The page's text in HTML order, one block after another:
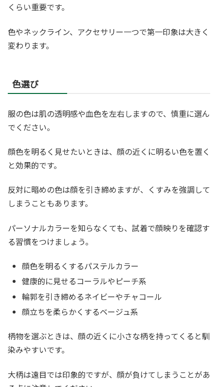
くらい重要です。
色やネックライン、アクセサリー一つで第一印象は大きく
変わります。
色選び
服の色は肌の透明感や血色を左右しますので、慎重に選ん
でください。
顔色を明るく見せたいときは、顔の近くに明るい色を置く
と効果的です。
反対に暗めの色は顔を引き締めますが、くすみを強調して
しまうこともあります。
パーソナルカラーを知らなくても、試着で顔映りを確認す
る習慣をつけましょう。
顔色を明るくするパステルカラー
健康的に見せるコーラルやピーチ系
輪郭を引き締めるネイビーやチャコール
顔立ちを柔らかくするベージュ系
柄物を選ぶときは、顔の近くに小さな柄を持ってくると馴
染みやすいです。
大柄は遠目では印象的ですが、顔が負けてしまうことがあ